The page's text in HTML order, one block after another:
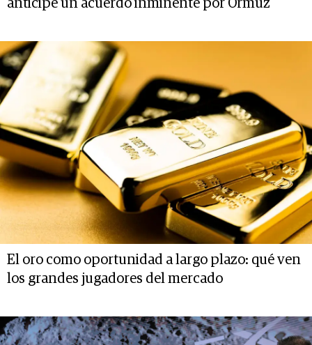
anticipe un acuerdo inminente por Ormuz
El oro como oportunidad a largo plazo: qué ven
los grandes jugadores del mercado